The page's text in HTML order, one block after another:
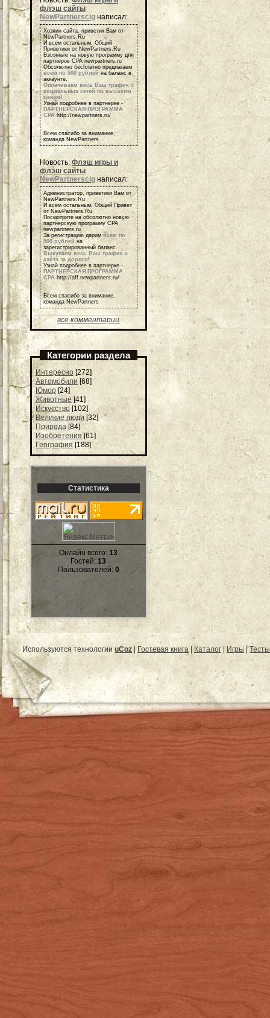
флэш сайты
NewPartnerscig написал:
Хозяин сайта, приветик Вам от
NewPartners.Ru
И всем остальным, Общий
Приветики от NewPartners.Ru
Взгляньте на новую программу для
партнеров СРА newpartners.ru
Обсолютно бесплатно предлагаем
всем по 500 рублей на баланс в
аккаунте.
Оплачиваем весь Ваш трафик с
социальных сетей по высоким
ценам!
Узнай подробнее в партнерке -
ПАРТНЕРСКАЯ ПРОГРАММА
СРА http://newpartners.ru/
Всем спасибо за внимание,
команда NewPartners
Новость:Флэш игры и
флэш сайты
NewPartnerscig написал:
Администратор, приветики Вам от
NewPartners.Ru
И всем остальным, Общий Привет
от NewPartners.Ru
Посмотрите на обсолютно новую
партнерскую программу СРА
newpartners.ru
За регистрацию дарим всем по
500 рублей на
зарегистрированный баланс.
Выкупаем весь Ваш трафик с
сайта за дорого!
Узнай подробнее в партнерке -
ПАРТНЕРСКАЯ ПРОГРАММА
СРАhttp://aff.newpartners.ru/
Всем спасибо за внимание,
команда NewPartners
все комментарии
Категории раздела
Интересно [272]
Автомобили [68]
Юмор [24]
Животные [41]
Искусство [102]
Великие люди [32]
Природа [84]
Изобретения [61]
География [188]
Статистика
Онлайн всего:13
Гостей:13
Пользователей: 0
Используются технологии uCoz Гостевая книга| Каталог Игры |Тесты